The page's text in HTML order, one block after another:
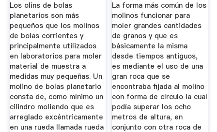
Los olins de bolas
planetarios son más
pequeños que los molinos
de bolas corrientes y
principalmente utilizados
en laboratorios para moler
material de muestra a
medidas muy pequeñas. Un
molino de bolas planetario
consta de, como mínimo un
cilindro moliendo que es
arreglado excéntricamente
en una rueda llamada rueda
La forma más común de los
molinos funcionar para
moler grandes cantidades
de granos y que es
básicamente la misma
desde tiempos antiguos,
es mediante el uso de una
gran roca que se
encontraba fijada al molino
con forma de círculo la cual
podía superar los ocho
metros de altura, en
conjunto con otra roca de